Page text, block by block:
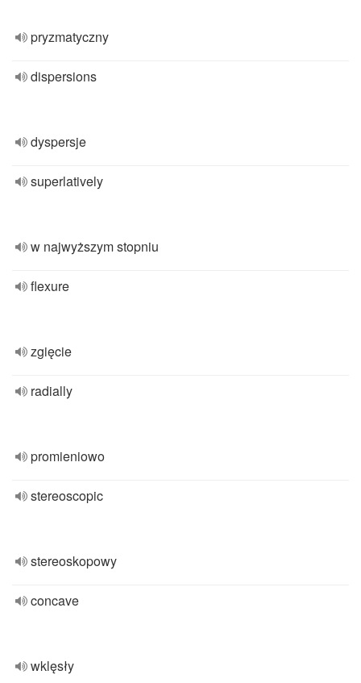
pryzmatyczny
dispersions
dyspersje
superlatively
w najwyższym stopniu
flexure
zgięcie
radially
promieniowo
stereoscopic
stereoskopowy
concave
wklęsły